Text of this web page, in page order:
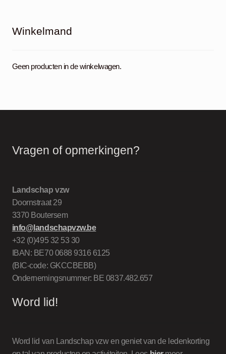
Winkelmand
Geen producten in de winkelwagen.
Vragen of opmerkingen?
Landschap vzw
Doornstraat 29
3370 Boutersem
info@landschapvzw.be
+32 (0)495 32 53 30
IBAN: BE70 0688 9316 6125
(BIC-code: GKCCBEBB)
Ondernemingsnummer: BE 0837.482.657
Word lid!
Word lid van Landschap vzw en geniet van de ledenkorting